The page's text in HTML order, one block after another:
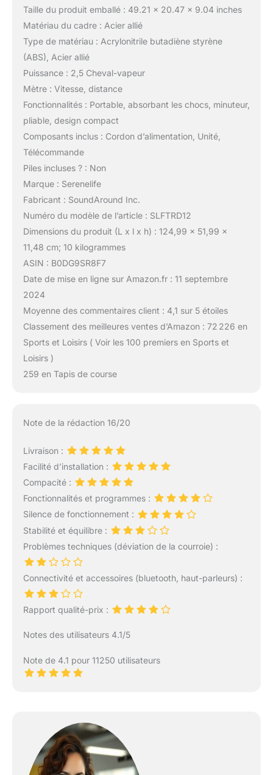
Taille du produit emballé : 49.21 x 20.47 x 9.04 inches
Matériau du cadre : Acier allié
Type de matériau : Acrylonitrile butadiène styrène
(ABS), Acier allié
Puissance : 2,5 Cheval-vapeur
Mètre : Vitesse, distance
Fonctionnalités : Portable, absorbant les chocs, minuteur,
pliable, design compact
Composants inclus : Cordon d’alimentation, Unité,
Télécommande
Piles incluses ? : Non
Marque : Serenelife
Fabricant : SoundAround Inc.
Numéro du modèle de l’article : SLFTRD12
Dimensions du produit (L x l x h) : 124,99 x 51,99 x
11,48 cm; 10 kilogrammes
ASIN : B0DG9SR8F7
Date de mise en ligne sur Amazon.fr : 11 septembre
2024
Moyenne des commentaires client : 4,1 sur 5 étoiles
Classement des meilleures ventes d’Amazon : 72 226 en
Sports et Loisirs ( Voir les 100 premiers en Sports et
Loisirs )
259 en Tapis de course
Note de la rédaction 16/20
Livraison :
Facilité d’installation :
Compacité :
Fonctionnalités et programmes :
Silence de fonctionnement :
Stabilité et équilibre :
Problèmes techniques (déviation de la courroie) :
Connectivité et accessoires (bluetooth, haut-parleurs) :
Rapport qualité-prix :
Notes des utilisateurs 4.1/5
Note de 4.1 pour 11250 utilisateurs